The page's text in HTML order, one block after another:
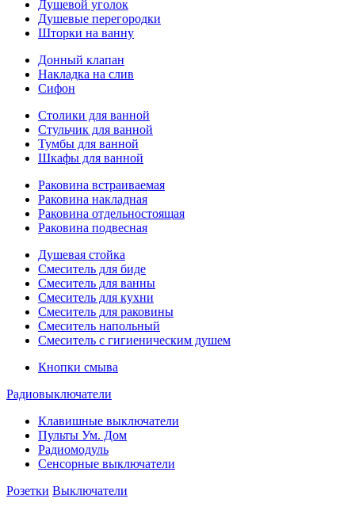
Душевой уголок
Душевые перегородки
Шторки на ванну
Донный клапан
Накладка на слив
Сифон
Столики для ванной
Стульчик для ванной
Тумбы для ванной
Шкафы для ванной
Раковина встраиваемая
Раковина накладная
Раковина отдельностоящая
Раковина подвесная
Душевая стойка
Смеситель для биде
Смеситель для ванны
Смеситель для кухни
Смеситель для раковины
Смеситель напольный
Смеситель с гигиеническим душем
Кнопки смыва
Радиовыключатели
Клавишные выключатели
Пульты Ум. Дом
Радиомодуль
Сенсорные выключатели
Розетки Выключатели